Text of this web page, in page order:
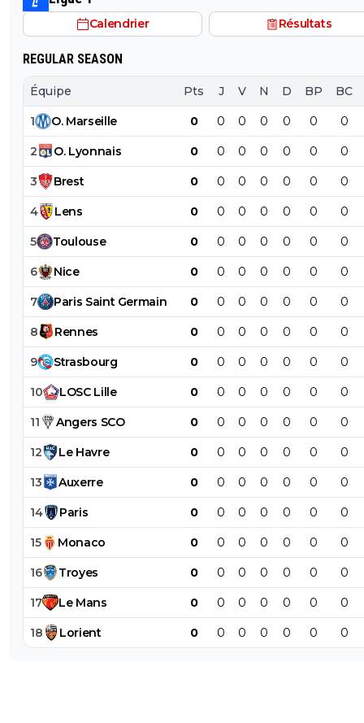
Calendrier Résultats
REGULAR SEASON
Équipe Pts J V N D BP BC
1 O. Marseille 0 0 0 0 0 0 0
2 O. Lyonnais 0 0 0 0 0 0 0
3 Brest 0 0 0 0 0 0 0
4 Lens 0 0 0 0 0 0 0
5 Toulouse 0 0 0 0 0 0 0
6 Nice 0 0 0 0 0 0 0
7 Paris Saint Germain 0 0 0 0 0 0 0
8 Rennes 0 0 0 0 0 0 0
9 Strasbourg 0 0 0 0 0 0 0
10 LOSC Lille 0 0 0 0 0 0 0
11 Angers SCO 0 0 0 0 0 0 0
12 Le Havre 0 0 0 0 0 0 0
13 Auxerre 0 0 0 0 0 0 0
14 Paris 0 0 0 0 0 0 0
15 Monaco 0 0 0 0 0 0 0
16 Troyes 0 0 0 0 0 0 0
17 Le Mans 0 0 0 0 0 0 0
18 Lorient 0 0 0 0 0 0 0